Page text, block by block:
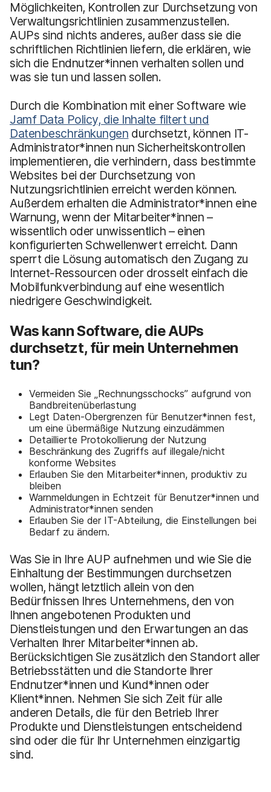
Möglichkeiten, Kontrollen zur Durchsetzung von
Verwaltungsrichtlinien zusammenzustellen.
AUPs sind nichts anderes, außer dass sie die
schriftlichen Richtlinien liefern, die erklären, wie
sich die Endnutzer*innen verhalten sollen und
was sie tun und lassen sollen.
Durch die Kombination mit einer Software wie
Jamf Data Policy, die Inhalte filtert und
Datenbeschränkungen durchsetzt, können IT-
Administrator*innen nun Sicherheitskontrollen
implementieren, die verhindern, dass bestimmte
Websites bei der Durchsetzung von
Nutzungsrichtlinien erreicht werden können.
Außerdem erhalten die Administrator*innen eine
Warnung, wenn der Mitarbeiter*innen –
wissentlich oder unwissentlich – einen
konfigurierten Schwellenwert erreicht. Dann
sperrt die Lösung automatisch den Zugang zu
Internet-Ressourcen oder drosselt einfach die
Mobilfunkverbindung auf eine wesentlich
niedrigere Geschwindigkeit.
Was kann Software, die AUPs
durchsetzt, für mein Unternehmen
tun?
Vermeiden Sie „Rechnungsschocks” aufgrund von
Bandbreitenüberlastung
Legt Daten-Obergrenzen für Benutzer*innen fest,
um eine übermäßige Nutzung einzudämmen
Detaillierte Protokollierung der Nutzung
Beschränkung des Zugriffs auf illegale/nicht
konforme Websites
Erlauben Sie den Mitarbeiter*innen, produktiv zu
bleiben
Warnmeldungen in Echtzeit für Benutzer*innen und
Administrator*innen senden
Erlauben Sie der IT-Abteilung, die Einstellungen bei
Bedarf zu ändern.
Was Sie in Ihre AUP aufnehmen und wie Sie die
Einhaltung der Bestimmungen durchsetzen
wollen, hängt letztlich allein von den
Bedürfnissen Ihres Unternehmens, den von
Ihnen angebotenen Produkten und
Dienstleistungen und den Erwartungen an das
Verhalten Ihrer Mitarbeiter*innen ab.
Berücksichtigen Sie zusätzlich den Standort aller
Betriebsstätten und die Standorte Ihrer
Endnutzer*innen und Kund*innen oder
Klient*innen. Nehmen Sie sich Zeit für alle
anderen Details, die für den Betrieb Ihrer
Produkte und Dienstleistungen entscheidend
sind oder die für Ihr Unternehmen einzigartig
sind.